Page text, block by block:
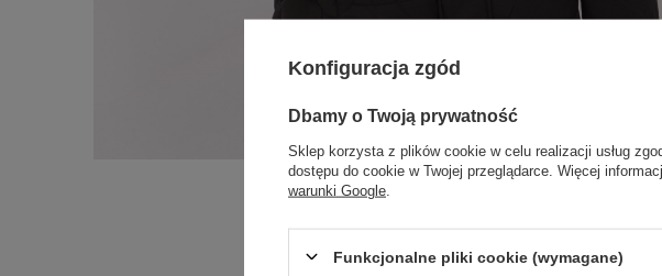
Konfiguracja zgód
Dbamy o Twoją prywatność
Sklep korzysta z plików cookie w celu realizacji usług
dostępu do cookie w Twojej przeglądarce. Więcej
warunki Google
Funkcjonalne pliki cookie (wymagane)